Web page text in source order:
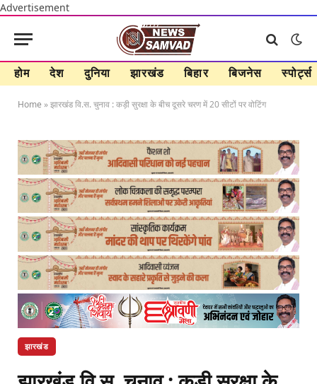
Advertisement
होम देश दुनिया झारखंड बिहार बिजनेस स्पोर्ट्स
Home »झारखंड वि.स. चुनाव : कड़ी सुरक्षा के बीच दूसरे चरण में 20 सीटों पर वोटिंग
झारखंड